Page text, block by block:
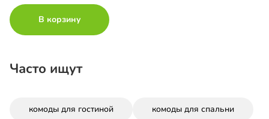
В корзину
Часто ищут
комоды для гостиной комоды для спальни